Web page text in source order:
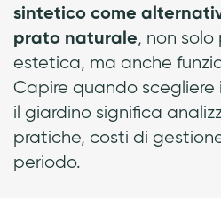
sintetico come
prato naturale, non
estetica, ma anche
Capire quando
il giardino significa
pratiche, costi di
periodo.